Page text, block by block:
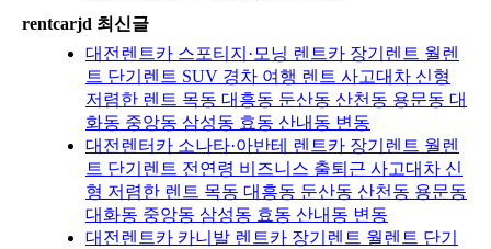
rentcarjd 최신글
대전렌트카 스포티지·모닝 렌트카 장기렌트 월렌
트 단기렌트 SUV 경차 여행 렌트 사고대차 신형
저렴한 렌트 목동 대흥동 둔산동 산천동 용문동 대
화동 중앙동 삼성동 효동 산내동 변동
대전렌터카 소나타·아반테 렌트카 장기렌트 월렌
트 단기렌트 전연령 비즈니스 출퇴근 사고대차 신
형 저렴한 렌트 목동 대흥동 둔산동 산천동 용문동
대화동 중앙동 삼성동 효동 산내동 변동
대전렌트카 카니발 렌트카 장기렌트 월렌트 단기